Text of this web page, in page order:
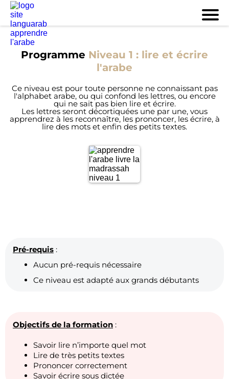
Programme Niveau 1 : lire et écrire
l'arabe
Ce niveau est pour toute personne ne connaissant pas
l'alphabet arabe, ou qui confond les lettres, ou encore
qui ne sait pas bien lire et écrire.
Les lettres seront décortiquées une par une, vous
apprendrez à les reconnaître, les prononcer, les écrire, à
lire des mots et enfin des petits textes.
Pré-requis :
Aucun pré-requis nécessaire
Ce niveau est adapté aux grands débutants
Objectifs de la formation :
Savoir lire n’importe quel mot
Lire de très petits textes
Prononcer correctement
Savoir écrire sous dictée